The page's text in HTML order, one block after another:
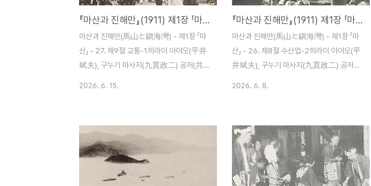
다. 오카의원(大岡醫院) 약처방사에 의하면
하루에 120~130명쯤 된다고 한다. 그 이유
인즉 일반적으로 위생 관념이 약한 것과 연안
(沿岸) 어부들의 건강에 대한 유의가 없는 것
에 ..
16일이며 다음 해에 부산국 마산출장소를 폐
지하고 마산우편국을 설치한 것이다. 당시 국
장은 영사(領事) 사카타 주지로(坂田重次
郞)였다. 그다음 해 1월에 통신서기(通信書
記)인 ..
『마산과 진해만』(1911) 제1장 「마산」 - 27. 제9절 교통-1
마산과 진해만(馬山と鎭海灣) - 제1장 「마
산」 - 27. 제9절 교통-1히라이 아야오(平井
斌夫), 구누기 마사지(九貫政二) 공저(共
출(搬出)할 경우 사람 어깨나 말등에 싣는 방
법에 매달려 왔다. 작년에 기공된 마산 진주
사이의 평탄한 도로는 길 폭이 5미터 길이는
18리가 되며 미곡(米穀) 산지를 종관(縱貫)
2026. 6. 15.
『마산과 진해만』(1911) 제1장 「마산」 - 26. 제8절 수산업-2
마산과 진해만(馬山と鎭海灣) - 제1장 「마
산」 - 26. 제8절 수산업-2히라이 아야오(平
井斌夫), 구누기 마사지(九貫政二) 공저
(1906) 6월에 자본금 불과 2만 엔으로 시작
된 작은 회사는 하마마치 3정목의 현주소에
탄생했더니 기(期)마다 2~3할의 배당을 하
는 호황과 순경(順境)에 힘입어 작년 5월에
2026. 6. 8.